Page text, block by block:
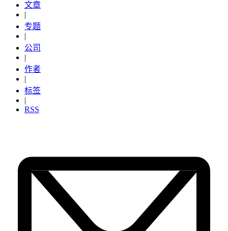
文章
|
专题
|
公司
|
作者
|
标签
|
RSS